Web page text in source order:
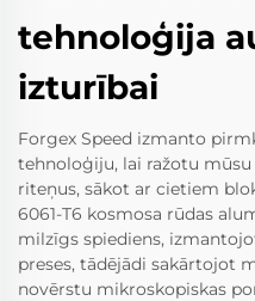
tehnoloģija
izturībai
Forgex Speed izmanto
tehnoloģiju, lai ražotu
riteņus, sākot ar cietiem
6061-T6 kosmosa rūdas
milzīgs spiediens,
preses, tādējādi sakārtojot
novērstu mikroskopiskas